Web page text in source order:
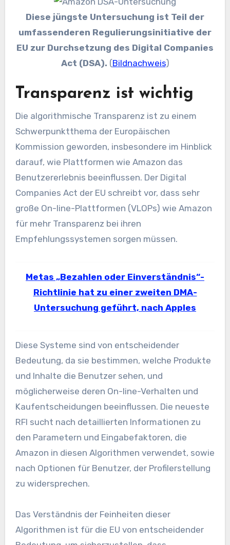
Diese jüngste Untersuchung ist Teil der
umfassenderen Regulierungsinitiative der
EU zur Durchsetzung des Digital Companies
Act (DSA). (Bildnachweis)
Transparenz ist wichtig
Die algorithmische Transparenz ist zu einem
Schwerpunktthema der Europäischen
Kommission geworden, insbesondere im Hinblick
darauf, wie Plattformen wie Amazon das
Benutzererlebnis beeinflussen. Der Digital
Companies Act der EU schreibt vor, dass sehr
große On-line-Plattformen (VLOPs) wie Amazon
für mehr Transparenz bei ihren
Empfehlungssystemen sorgen müssen.
Metas „Bezahlen oder Einverständnis“-
Richtlinie hat zu einer zweiten DMA-
Untersuchung geführt, nach Apples
Diese Systeme sind von entscheidender
Bedeutung, da sie bestimmen, welche Produkte
und Inhalte die Benutzer sehen, und
möglicherweise deren On-line-Verhalten und
Kaufentscheidungen beeinflussen. Die neueste
RFI sucht nach detaillierten Informationen zu
den Parametern und Eingabefaktoren, die
Amazon in diesen Algorithmen verwendet, sowie
nach Optionen für Benutzer, der Profilerstellung
zu widersprechen.
Das Verständnis der Feinheiten dieser
Algorithmen ist für die EU von entscheidender